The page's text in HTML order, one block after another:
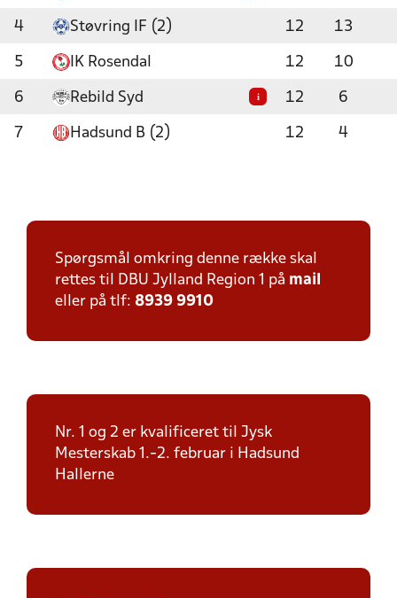
4 Støvring IF (2) 12 13
5 IK Rosendal 12 10
6 Rebild Syd i 12 6
7 Hadsund B (2) 12 4
Spørgsmål omkring denne række skal
rettes til DBU Jylland Region 1 på mail
eller på tlf: 8939 9910
Nr. 1 og 2 er kvalificeret til Jysk
Mesterskab 1.-2. februar i Hadsund
Hallerne